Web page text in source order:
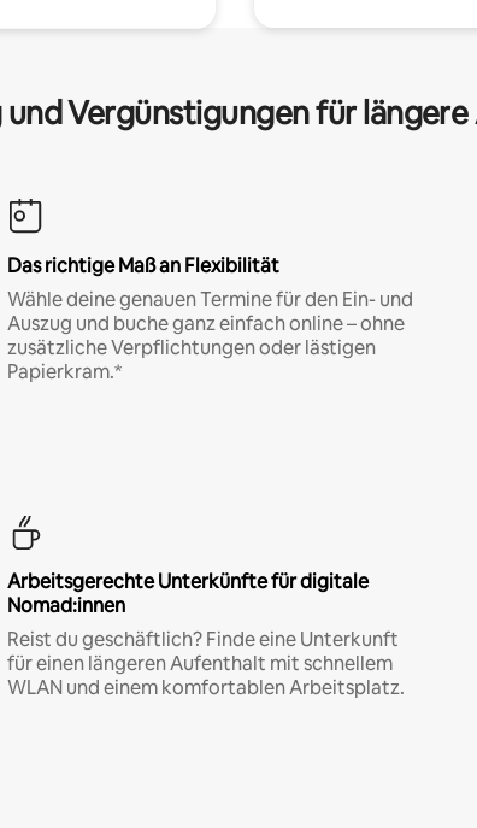
Vergünstigungen für
Das richtige Maß an Flexibilität
Wähle deine genauen Termine für den Ein- und
Auszug und buche ganz einfach online – ohne
zusätzliche Verpflichtungen oder lästigen
Papierkram.*
Arbeitsgerechte Unterkünfte für digitale
Nomad:innen
Reist du geschäftlich? Finde eine Unterkunft
für einen längeren Aufenthalt mit schnellem
WLAN und einem komfortablen Arbeitsplatz.